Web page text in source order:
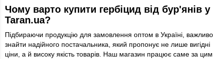
Чому варто купити гербіцид від бур'янів у
Taran.ua?
Підбираючи продукцію для замовлення оптом в Україні, важливо
знайти надійного постачальника, який пропонує не лише вигідні
ціни, а й високу якість товарів. Наш магазин працює саме за цим